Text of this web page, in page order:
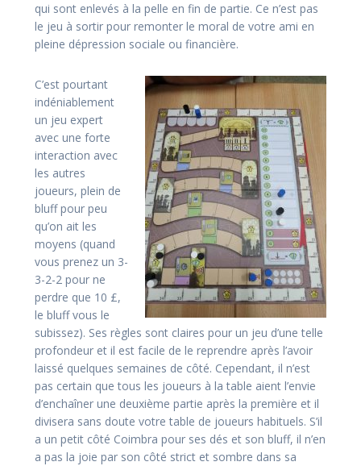
qui sont enlevés à la pelle en fin de partie. Ce n’est pas
le jeu à sortir pour remonter le moral de votre ami en
pleine dépression sociale ou financière.
C’est pourtant
indéniablement
un jeu expert
avec une forte
interaction avec
les autres
joueurs, plein de
bluff pour peu
qu’on ait les
moyens (quand
vous prenez un 3-
3-2-2 pour ne
perdre que 10 £,
le bluff vous le
subissez). Ses règles sont claires pour un jeu d’une telle
profondeur et il est facile de le reprendre après l’avoir
laissé quelques semaines de côté. Cependant, il n’est
pas certain que tous les joueurs à la table aient l’envie
d’enchaîner une deuxième partie après la première et il
divisera sans doute votre table de joueurs habituels. S’il
a un petit côté Coimbra pour ses dés et son bluff, il n’en
a pas la joie par son côté strict et sombre dans sa